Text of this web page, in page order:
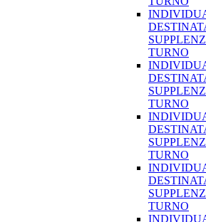
TURNO
TURNO
TURNO
TURNO